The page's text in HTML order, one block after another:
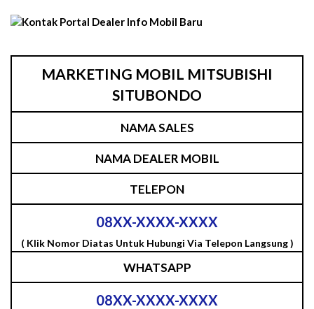
MARKETING MOBIL MITSUBISHI
SITUBONDO
NAMA SALES
NAMA DEALER MOBIL
TELEPON
08XX-XXXX-XXXX
( Klik Nomor Diatas Untuk Hubungi Via Telepon Langsung )
WHATSAPP
08XX-XXXX-XXXX